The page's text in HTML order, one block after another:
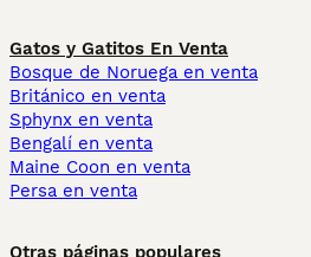
Gatos y Gatitos En Venta
Bosque de Noruega en venta
Británico en venta
Sphynx en venta
Bengalí en venta
Maine Coon en venta
Persa en venta